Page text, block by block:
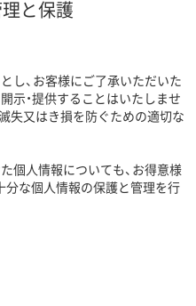
と保護
し、お客様にご了承いただいた
示・提供することはいたしませ
失又はき損を防ぐための適切な
個人情報についても、お得意様
分な個人情報の保護と管理を行